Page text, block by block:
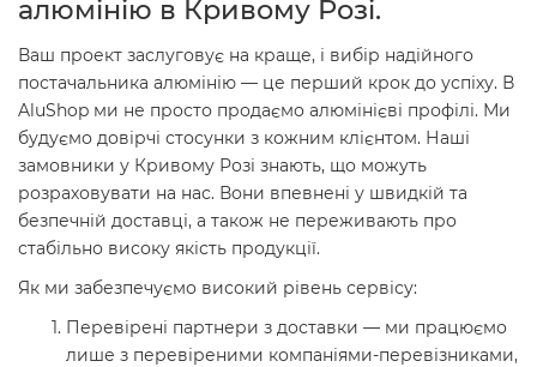
алюмінію в Кривому Розі.
Ваш проект заслуговує на краще, і вибір надійного
постачальника алюмінію — це перший крок до успіху. В
AluShop ми не просто продаємо алюмінієві профілі. Ми
будуємо довірчі стосунки з кожним клієнтом. Наші
замовники у Кривому Розі знають, що можуть
розраховувати на нас. Вони впевнені у швидкій та
безпечній доставці, а також не переживають про
стабільно високу якість продукції.
Як ми забезпечуємо високий рівень сервісу:
Перевірені партнери з доставки — ми працюємо
лише з перевіреними компаніями-перевізниками,